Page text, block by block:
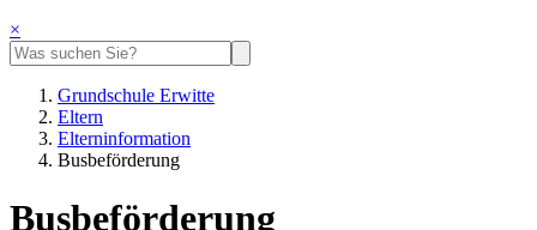
×
Grundschule Erwitte
Eltern
Elterninformation
Busbeförderung
Busbeförderung